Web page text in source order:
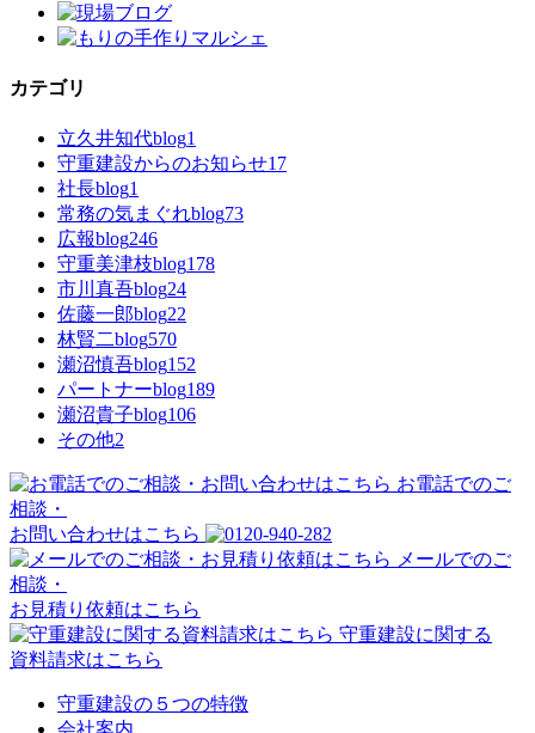
カテゴリ
立久井知代blog1
守重建設からのお知らせ17
社長blog1
常務の気まぐれblog73
広報blog246
守重美津枝blog178
市川真吾blog24
佐藤一郎blog22
林賢二blog570
瀬沼慎吾blog152
パートナーblog189
瀬沼貴子blog106
その他2
お電話でのご
相談・
お問い合わせはこちら
メールでのご
相談・
お見積り依頼はこちら
守重建設に関する
資料請求はこちら
守重建設の５つの特徴